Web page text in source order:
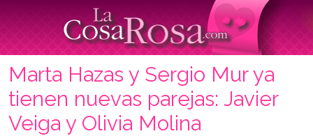
Marta Hazas y Sergio Mur ya
tienen nuevas parejas: Javier
Veiga y Olivia Molina